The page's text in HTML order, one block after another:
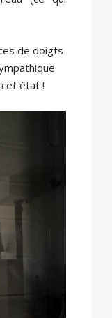
de doigts
état !